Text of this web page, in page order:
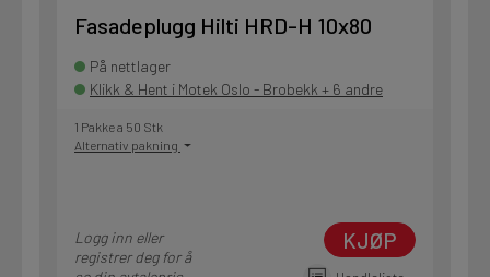
Fasadeplugg Hilti HRD-H 10x80
På nettlager
Klikk & Hent i Motek Oslo - Brobekk + 6 andre
1 Pakke a 50 Stk
Alternativ pakning
Logg inn eller
registrer deg for å
KJØP